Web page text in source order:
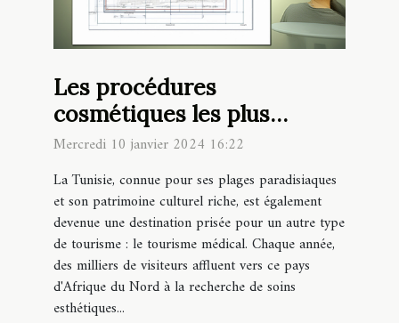
Les procédures
cosmétiques les plus
populaires en Tunisie en
2024
Mercredi 10 janvier 2024 16:22
La Tunisie, connue pour ses plages paradisiaques
et son patrimoine culturel riche, est également
devenue une destination prisée pour un autre type
de tourisme : le tourisme médical. Chaque année,
des milliers de visiteurs affluent vers ce pays
d'Afrique du Nord à la recherche de soins
esthétiques...